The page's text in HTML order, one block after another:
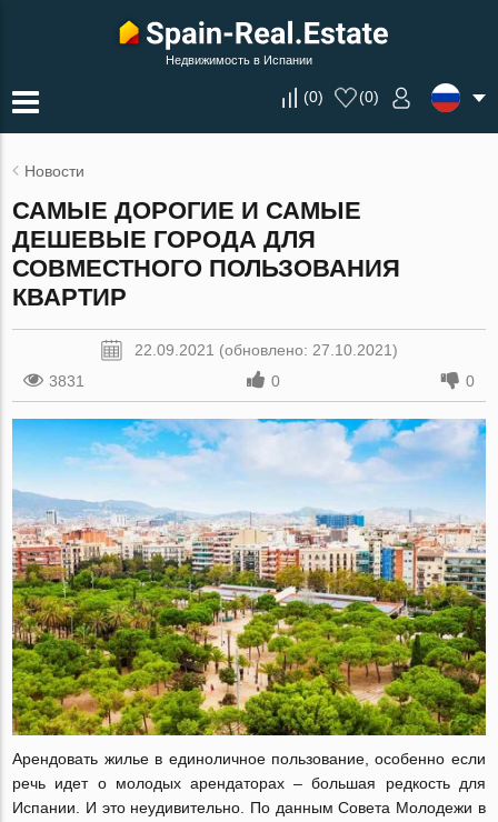
Недвижимость в Испании
(0) (0)
Новости
САМЫЕ ДОРОГИЕ И САМЫЕ
ДЕШЕВЫЕ ГОРОДА ДЛЯ
СОВМЕСТНОГО ПОЛЬЗОВАНИЯ
КВАРТИР
22.09.2021 (обновлено: 27.10.2021)
3831
0 0
Арендовать жилье в единоличное пользование, особенно если
речь идет о молодых арендаторах – большая редкость для
Испании. И это неудивительно. По данным Совета Молодежи в